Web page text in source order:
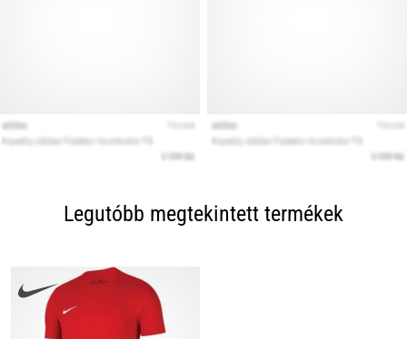
Legutóbb megtekintett termékek